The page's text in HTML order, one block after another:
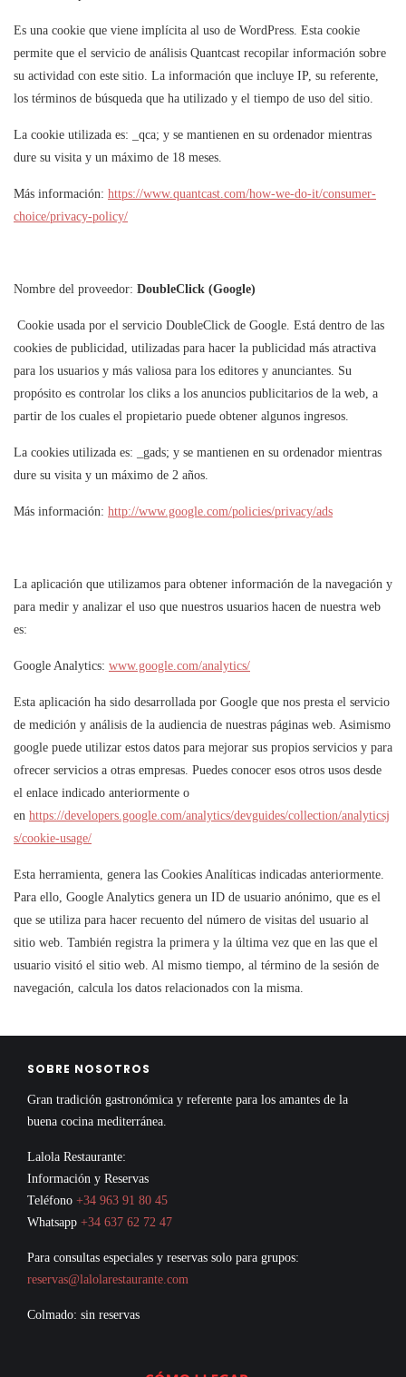
Es una cookie que viene implícita al uso de WordPress. Esta cookie
permite que el servicio de análisis Quantcast recopilar información sobre
su actividad con este sitio. La información que incluye IP, su referente,
los términos de búsqueda que ha utilizado y el tiempo de uso del sitio.
La cookie utilizada es: _qca; y se mantienen en su ordenador mientras
dure su visita y un máximo de 18 meses.
Más información: https://www.quantcast.com/how-we-do-it/consumer-
choice/privacy-policy/
Nombre del proveedor: DoubleClick (Google)
Cookie usada por el servicio DoubleClick de Google. Está dentro de las
cookies de publicidad, utilizadas para hacer la publicidad más atractiva
para los usuarios y más valiosa para los editores y anunciantes. Su
propósito es controlar los cliks a los anuncios publicitarios de la web, a
partir de los cuales el propietario puede obtener algunos ingresos.
La cookies utilizada es: _gads; y se mantienen en su ordenador mientras
dure su visita y un máximo de 2 años.
Más información: http://www.google.com/policies/privacy/ads
La aplicación que utilizamos para obtener información de la navegación y
para medir y analizar el uso que nuestros usuarios hacen de nuestra web
es:
Google Analytics: www.google.com/analytics/
Esta aplicación ha sido desarrollada por Google que nos presta el servicio
de medición y análisis de la audiencia de nuestras páginas web. Asimismo
google puede utilizar estos datos para mejorar sus propios servicios y para
ofrecer servicios a otras empresas. Puedes conocer esos otros usos desde
el enlace indicado anteriormente o
en https://developers.google.com/analytics/devguides/collection/analyticsj
s/cookie-usage/
Esta herramienta, genera las Cookies Analíticas indicadas anteriormente.
Para ello, Google Analytics genera un ID de usuario anónimo, que es el
que se utiliza para hacer recuento del número de visitas del usuario al
sitio web. También registra la primera y la última vez que en las que el
usuario visitó el sitio web. Al mismo tiempo, al término de la sesión de
navegación, calcula los datos relacionados con la misma.
SOBRE NOSOTROS
Gran tradición gastronómica y referente para los amantes de la
buena cocina mediterránea.
Lalola Restaurante:
Información y Reservas
Teléfono +34 963 91 80 45
Whatsapp +34 637 62 72 47
Para consultas especiales y reservas solo para grupos:
reservas@lalolarestaurante.com
Colmado: sin reservas